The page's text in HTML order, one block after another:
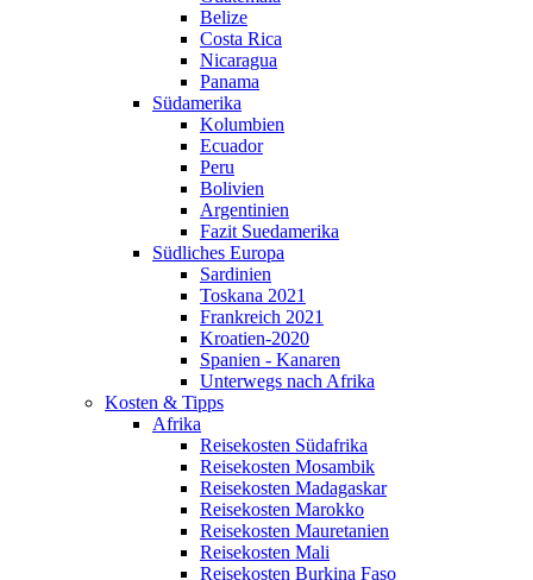
Belize
Costa Rica
Nicaragua
Panama
Südamerika
Kolumbien
Ecuador
Peru
Bolivien
Argentinien
Fazit Suedamerika
Südliches Europa
Sardinien
Toskana 2021
Frankreich 2021
Kroatien-2020
Spanien - Kanaren
Unterwegs nach Afrika
Kosten & Tipps
Afrika
Reisekosten Südafrika
Reisekosten Mosambik
Reisekosten Madagaskar
Reisekosten Marokko
Reisekosten Mauretanien
Reisekosten Mali
Reisekosten Burkina Faso